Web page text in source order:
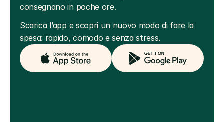
consegnano in poche ore.
Scarica l’app e scopri un nuovo modo di fare la
spesa: rapido, comodo e senza stress.